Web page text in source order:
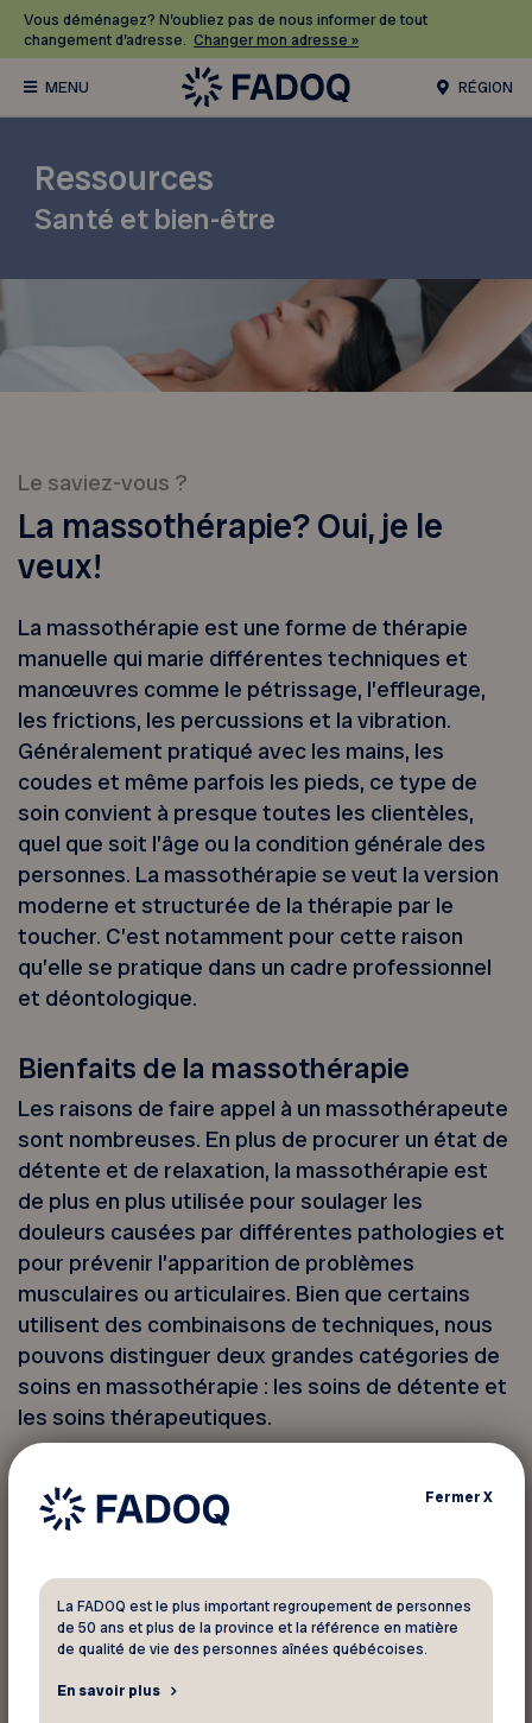
Vous déménagez? N’oubliez pas de nous informer de tout
changement d’adresse. Changer mon adresse »
RÉGION
Ressources
Santé et bien-être
Le saviez-vous ?
La massothérapie? Oui, je le
veux!
La massothérapie est une forme de thérapie
manuelle qui marie différentes techniques et
manœuvres comme le pétrissage, l’effleurage,
les frictions, les percussions et la vibration.
Généralement pratiqué avec les mains, les
coudes et même parfois les pieds, ce type de
soin convient à presque toutes les clientèles,
quel que soit l’âge ou la condition générale des
personnes. La massothérapie se veut la version
moderne et structurée de la thérapie par le
toucher. C’est notamment pour cette raison
qu’elle se pratique dans un cadre professionnel
et déontologique.
Bienfaits de la massothérapie
Les raisons de faire appel à un massothérapeute
sont nombreuses. En plus de procurer un état de
détente et de relaxation, la massothérapie est
de plus en plus utilisée pour soulager les
douleurs causées par différentes pathologies et
pour prévenir l’apparition de problèmes
musculaires ou articulaires. Bien que certains
utilisent des combinaisons de techniques, nous
pouvons distinguer deux grandes catégories de
soins en massothérapie : les soins de détente et
les soins thérapeutiques.
Soins de détente
Le massage de détente plonge le corps dans un
système nerveux, le massage contribue à
diminuer les effets du stress sur le corps et est
une source d’énergie ainsi que de réconfort, tant
au niveau physique que psychologique.
FermerX
La FADOQ est le plus important regroupement de personnes
de 50 ans et plus de la province et la référence en matière
de qualité de vie des personnes aînées québécoises.
En savoir plus